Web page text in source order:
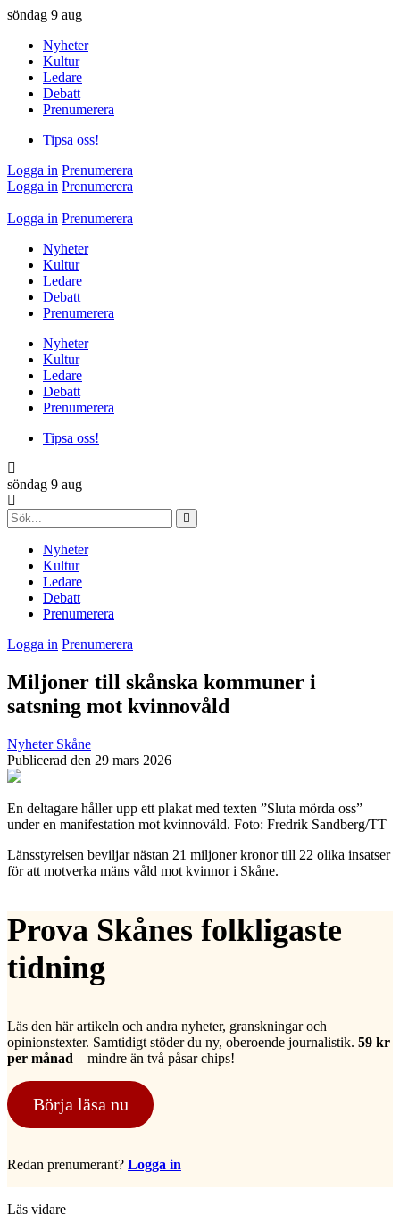
söndag 9 aug
Nyheter
Kultur
Ledare
Debatt
Prenumerera
Tipsa oss!
Logga in Prenumerera
Logga in Prenumerera
Logga in Prenumerera
Nyheter
Kultur
Ledare
Debatt
Prenumerera
Nyheter
Kultur
Ledare
Debatt
Prenumerera
Tipsa oss!
söndag 9 aug
Nyheter
Kultur
Ledare
Debatt
Prenumerera
Logga in Prenumerera
Miljoner till skånska kommuner i
satsning mot kvinnovåld
Nyheter Skåne
Publicerad den 29 mars 2026
En deltagare håller upp ett plakat med texten ”Sluta mörda oss”
under en manifestation mot kvinnovåld. Foto: Fredrik Sandberg/TT
Länsstyrelsen beviljar nästan 21 miljoner kronor till 22 olika insatser
för att motverka mäns våld mot kvinnor i Skåne.
Prova Skånes folkligaste
tidning
Läs den här artikeln och andra nyheter, granskningar och
opinionstexter. Samtidigt stöder du ny, oberoende journalistik. 59 kr
per månad – mindre än två påsar chips!
Börja läsa nu
Redan prenumerant? Logga in
Läs vidare